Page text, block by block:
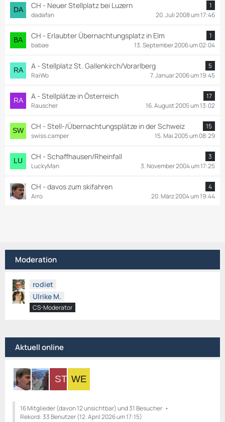
CH - Neuer Stellplatz bei Luzern
1
dadafan
20. Juli 2008 um 17:46
CH - Erlaubter Übernachtungsplatz in Elm
1
babae
13. September 2006 um 02:04
A - Stellplatz St. Gallenkirch/Vorarlberg
5
RaiWo
7. Januar 2006 um 19:45
A - Stellplätze in Österreich
17
Rauscher
16. August 2005 um 13:02
CH - Stell-/Übernachtungsplätze in der Schweiz
15
swiss.camper
15. Mai 2005 um 08:29
CH - Schaffhausen/Rheinfall
3
LuckyMan
3. November 2004 um 17:25
CH - davos zum skifahren
4
Arro
20. März 2004 um 19:44
Moderation
rodiet
Ulrike M.
CS-Moderator
Aktuell online
16 Mitglieder (davon 12 unsichtbar) und 31 Besucher
Rekord: 33 Benutzer (12. April 2026 um 17:15)